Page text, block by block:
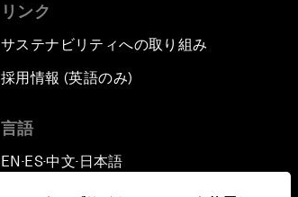
リンク
サステナビリティへの取り組み
採用情報 (英語のみ)
言語
EN ▪ES▪中文▪ 日本語